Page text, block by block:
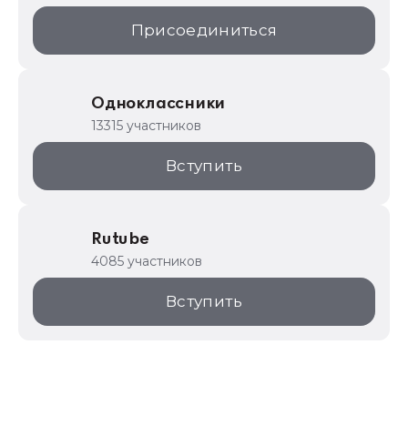
Присоединиться
Одноклассники
13315 участников
Вступить
Rutube
4085 участников
Вступить